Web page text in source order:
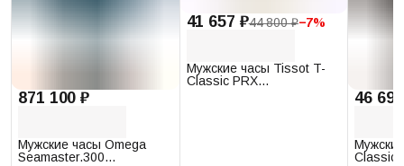
871 100 ₽
Мужские часы Omega
Seamaster.300
41 657 ₽44 800 ₽−7%
Мужские часы Tissot T-
Classic PRX
46
Classic